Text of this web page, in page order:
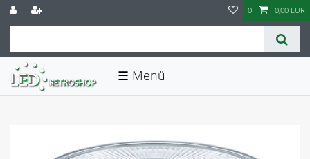
0 0,00 EUR
☰